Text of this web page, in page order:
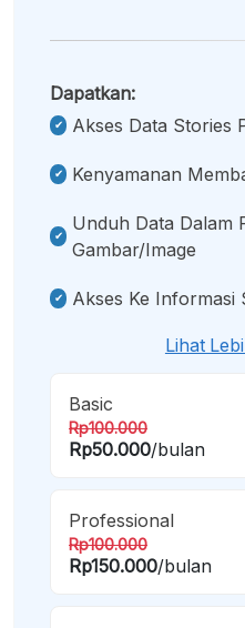
Dapatkan:
Akses Data Stories
Kenyamanan
Unduh Data Dalam
Gambar/image
Akses Ke Informasi
Lihat
Basic
Rp100.000
Rp50.000/bulan
Professional
Rp100.000
Rp150.000/bulan